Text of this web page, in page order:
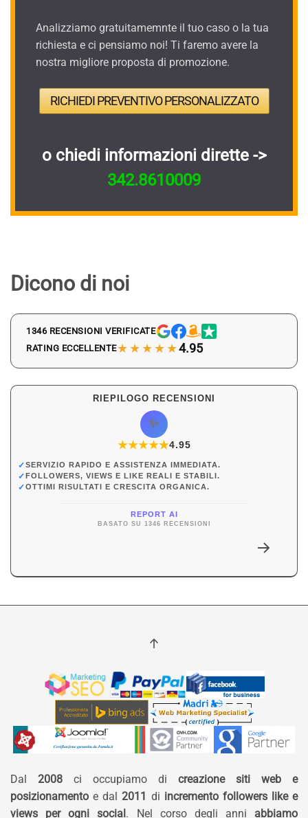
Analizziamo gratuitamemnte il tuo caso o la tua
richiesta e ci pensiamo noi! Ti faremo avere la
nostra migliore proposta di promozione.
RICHIEDI PREVENTIVO PERSONALIZZATO
o chiedi informazioni dirette ->
342.8610009
Dicono di noi
1346 RECENSIONI VERIFICATE
RATING ECCELLENTE★★★★★4.95
RIEPILOGO RECENSIONI
✨
★★★★★
★4.95
✓SERVIZIO RAPIDO E ASSISTENZA IMMEDIATA.
✓FOLLOWERS, VIEWS E LIKE REALI E STABILI.
✓OTTIMI RISULTATI E CRESCITA ORGANICA.
REPORT AI
BASATO SU 1346 RECENSIONI
Dal 2008 ci occupiamo di creazione siti web e
posizionamento e dal 2011 di incremento followers like e
views per ogni social. Nel corso degli anni abbiamo